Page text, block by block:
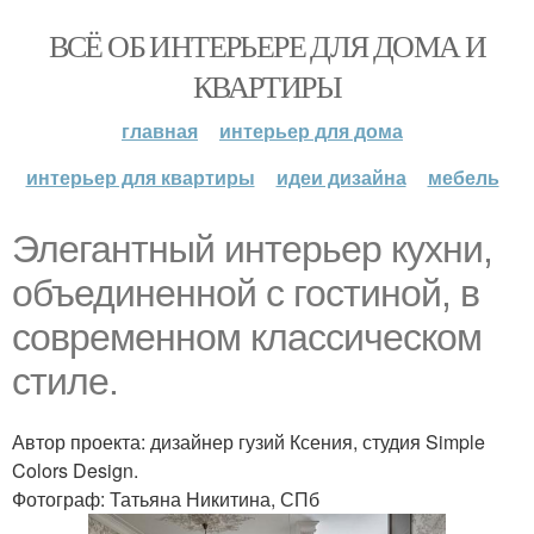
ВСЁ ОБ ИНТЕРЬЕРЕ ДЛЯ ДОМА И
КВАРТИРЫ
главная
интерьер для дома
интерьер для квартиры
идеи дизайна мебель
Элегантный интерьер кухни,
объединенной с гостиной, в
современном классическом
стиле.
Автор проекта: дизайнер гузий Ксения, студия Simple
Colors Design.
Фотограф: Татьяна Никитина, СПб